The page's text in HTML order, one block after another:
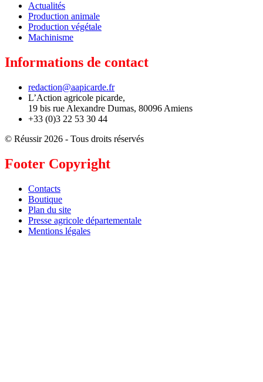
Actualités
Production animale
Production végétale
Machinisme
Informations de contact
redaction@aapicarde.fr
L’Action agricole picarde,
19 bis rue Alexandre Dumas, 80096 Amiens
+33 (0)3 22 53 30 44
© Réussir 2026 - Tous droits réservés
Footer Copyright
Contacts
Boutique
Plan du site
Presse agricole départementale
Mentions légales